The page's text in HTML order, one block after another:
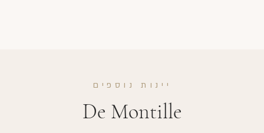
יינות נוספים
De Montille